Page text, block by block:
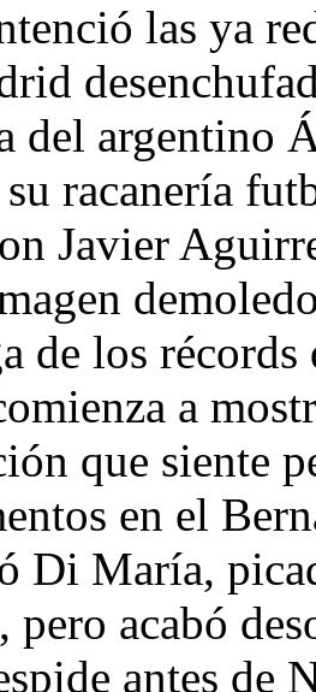
las ya
del argentino
racanería
Javier
de los
a
que siente
en el
Di María,
pero acabó
antes